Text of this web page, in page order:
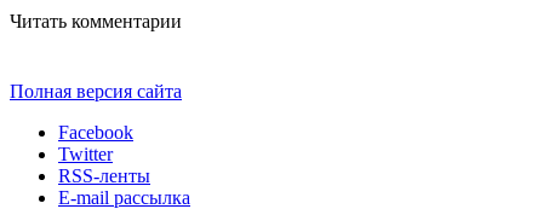
Читать комментарии
Полная версия сайта
Facebook
Twitter
RSS-ленты
E-mail рассылка